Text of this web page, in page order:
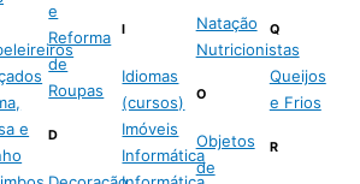
e
e
Reforma
de
Roupas
D
I
Idiomas
(cursos)
Imóveis
Informática
Natação
Nutricionistas
O
Objetos
de
Q
Queijos
e Frios
R